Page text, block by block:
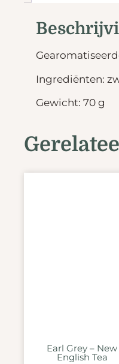
Ingrediënten:
Gewicht: 70 g
Earl Grey – New
English Tea